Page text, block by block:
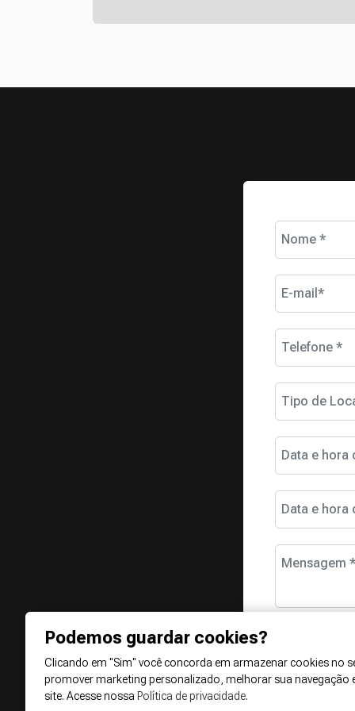
Nome *
E-mail*
Telefone *
Tipo de
Data e hora
Data e
Mensagem
Podemos guardar cookies?
Clicando em "Sim" você concorda em armazenar cookies no
promover marketing personalizado, melhorar sua navegação
site. Acesse nossa Política de privacidade.